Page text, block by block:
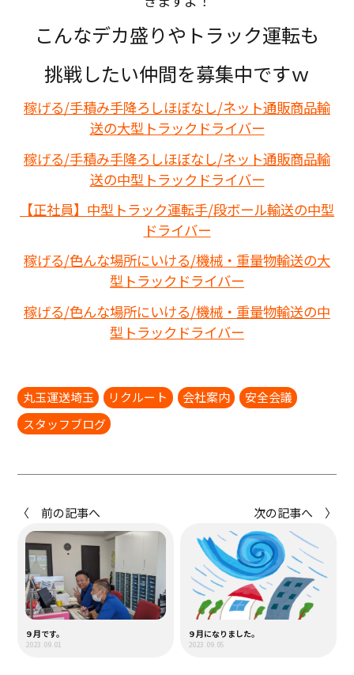
こんなデカ盛りやトラック運転も
挑戦したい仲間を募集中ですｗ
稼げる/手積み手降ろしほぼなし/ネット通販商品輸
送の大型トラックドライバー
稼げる/手積み手降ろしほぼなし/ネット通販商品輸
送の中型トラックドライバー
【正社員】中型トラック運転手/段ボール輸送の中型
ドライバー
稼げる/色んな場所にいける/機械・重量物輸送の大
型トラックドライバー
稼げる/色んな場所にいける/機械・重量物輸送の中
型トラックドライバー
丸玉運送埼玉 リクルート 会社案内
安全会議
スタッフブログ
〈 前の記事へ
９月です。
2023.09.01
次の記事へ 〉
９月になりました。
2023.09.05